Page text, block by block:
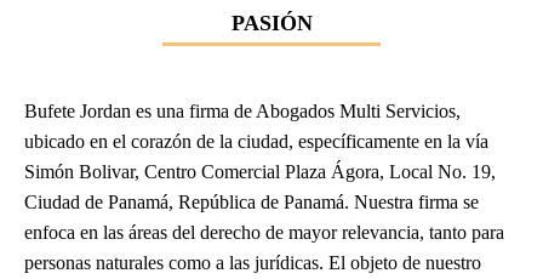
PASIÓN
Bufete Jordan es una firma de Abogados Multi Servicios,
ubicado en el corazón de la ciudad, específicamente en la vía
Simón Bolivar, Centro Comercial Plaza Ágora, Local No. 19,
Ciudad de Panamá, República de Panamá. Nuestra firma se
enfoca en las áreas del derecho de mayor relevancia, tanto para
personas naturales como a las jurídicas. El objeto de nuestro